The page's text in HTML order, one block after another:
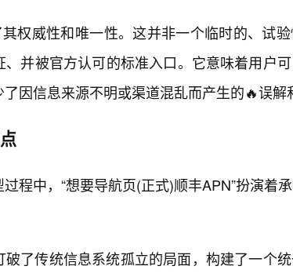
其权威性和唯一性。这并非一个临时的、试
并被官方认可的标准入口。它意味着用户
因信息来源不明或渠道混乱而产生的🔥误解
程中，“想要导航页(正式)顺丰APN”扮演着
了传统信息系统孤立的局面，构建了一个